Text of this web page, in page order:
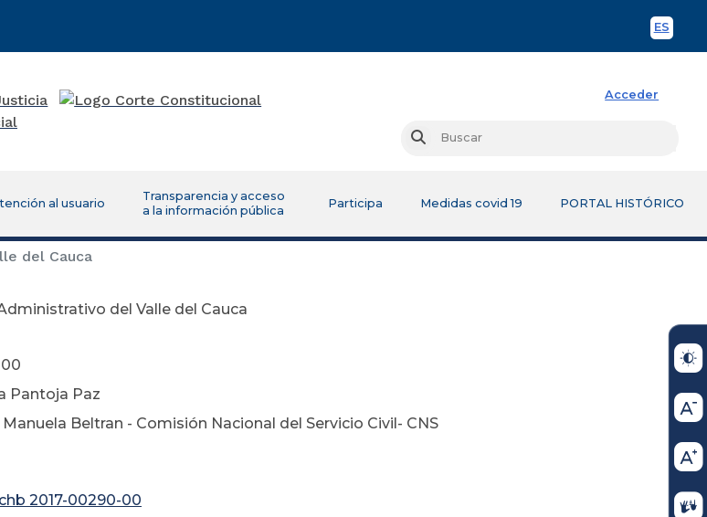
ES
Acceder
Buscar
al usuario
Transparencia y acceso
a la información pública
Participa Medidas covid 19 PORTAL HISTÓRICO
del Cauca
del Valle del Cauca
Pantoja Paz
Beltran - Comisión Nacional del Servicio Civil- CNS
2017-00290-00